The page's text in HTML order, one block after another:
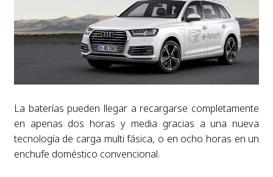
La baterías pueden llegar a recargarse completamente
en apenas dos horas y media gracias a una nueva
tecnología de carga multi fásica, o en ocho horas en un
enchufe doméstico convencional.